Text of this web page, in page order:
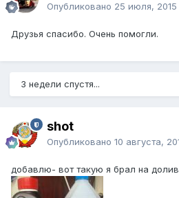
Опубликовано 25 июля, 2015
Друзья спасибо. Очень помогли.
3 недели спустя...
shot
Опубликовано 10 августа,
добавлю- вот такую я брал на долив